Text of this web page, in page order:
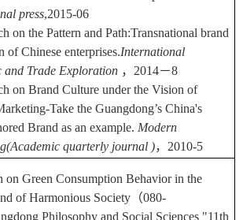
press,2015-06
on the Pattern and Path:Transnational brand
of Chinese enterprises.International
and Trade Exploration ，2014－8
on Brand Culture under the Vision of
Take the Guangdong’s China's
Brand as an example. Modern
quarterly journal )，2010-5
on Green Consumption Behavior in the
of Harmonious Society（080-
Philosophy and Social Sciences "11th